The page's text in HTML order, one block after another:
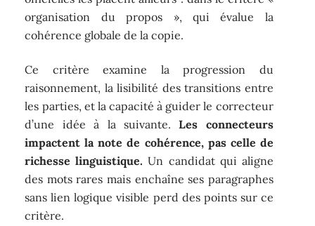
organisation du propos », qui évalue la
cohérence globale de la copie.
Ce critère examine la progression du
raisonnement, la lisibilité des transitions entre
les parties, et la capacité à guider le correcteur
d’une idée à la suivante.Les connecteurs
impactent la note de cohérence, pas celle de
richesse linguistique. Un candidat qui aligne
des mots rares mais enchaîne ses paragraphes
sans lien logique visible perd des points sur ce
critère.